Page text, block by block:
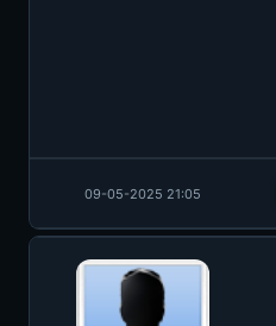
09-05-2025 21:05